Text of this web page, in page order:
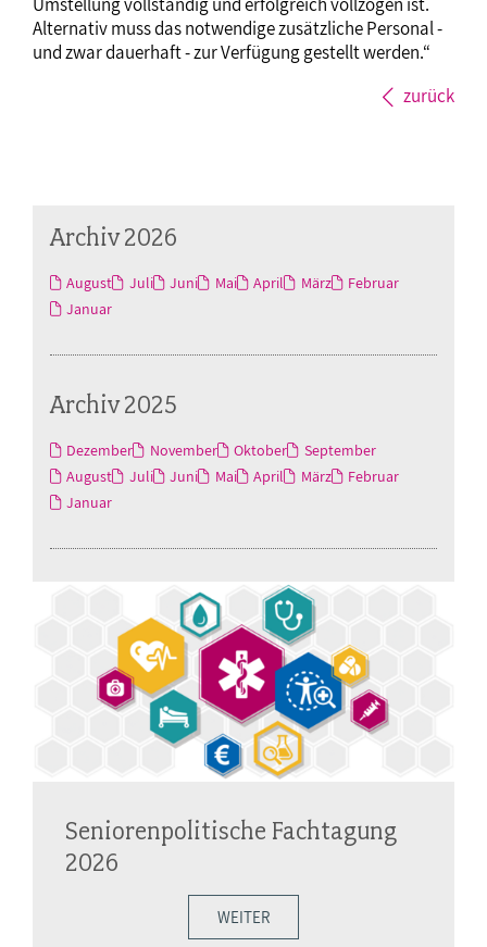
Umstellung vollständig und erfolgreich vollzogen ist.
Alternativ muss das notwendige zusätzliche Personal -
und zwar dauerhaft - zur Verfügung gestellt werden.“
zurück
Archiv 2026
August Juli Juni Mai April März
Februar
Januar
Archiv 2025
Dezember November Oktober
September
August
Juli Juni Mai April März
Februar
Januar
Seniorenpolitische Fachtagung
2026
WEITER